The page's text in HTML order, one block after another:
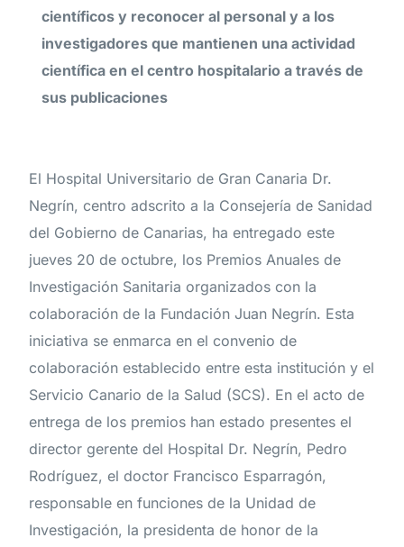
científicos y reconocer al personal y a los
investigadores que mantienen una actividad
científica en el centro hospitalario a través de
sus publicaciones
El Hospital Universitario de Gran Canaria Dr.
Negrín, centro adscrito a la Consejería de Sanidad
del Gobierno de Canarias, ha entregado este
jueves 20 de octubre, los Premios Anuales de
Investigación Sanitaria organizados con la
colaboración de la Fundación Juan Negrín. Esta
iniciativa se enmarca en el convenio de
colaboración establecido entre esta institución y el
Servicio Canario de la Salud (SCS). En el acto de
entrega de los premios han estado presentes el
director gerente del Hospital Dr. Negrín, Pedro
Rodríguez, el doctor Francisco Esparragón,
responsable en funciones de la Unidad de
Investigación, la presidenta de honor de la